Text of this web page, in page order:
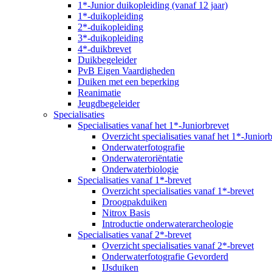
1*-Junior duikopleiding (vanaf 12 jaar)
1*-duikopleiding
2*-duikopleiding
3*-duikopleiding
4*-duikbrevet
Duikbegeleider
PvB Eigen Vaardigheden
Duiken met een beperking
Reanimatie
Jeugdbegeleider
Specialisaties
Specialisaties vanaf het 1*-Juniorbrevet
Overzicht specialisaties vanaf het 1*-
Onderwaterfotografie
Onderwateroriëntatie
Onderwaterbiologie
Specialisaties vanaf 1*-brevet
Overzicht specialisaties vanaf 1*-brevet
Droogpakduiken
Nitrox Basis
Introductie onderwaterarcheologie
Specialisaties vanaf 2*-brevet
Overzicht specialisaties vanaf 2*-brevet
Onderwaterfotografie Gevorderd
IJsduiken